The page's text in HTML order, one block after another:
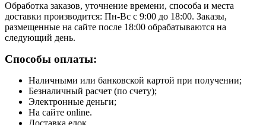
Обработка заказов, уточнение времени, способа и места
доставки производится: Пн-Вс с 9:00 до 18:00. Заказы,
размещенные на сайте после 18:00 обрабатываются на
следующий день.
Способы оплаты:
Наличными или банковской картой при получении;
Безналичный расчет (по счету);
Электронные деньги;
На сайте online.